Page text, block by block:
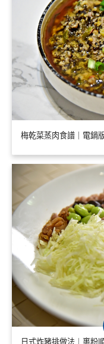
梅乾菜蒸肉食譜｜電鍋
日式炸豬排做法｜裹粉